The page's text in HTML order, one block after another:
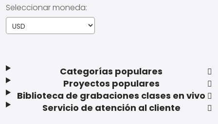
Categorías populares
Proyectos populares
Biblioteca de grabaciones clases en vivo
Servicio de atención al cliente
Seleccionar moneda: